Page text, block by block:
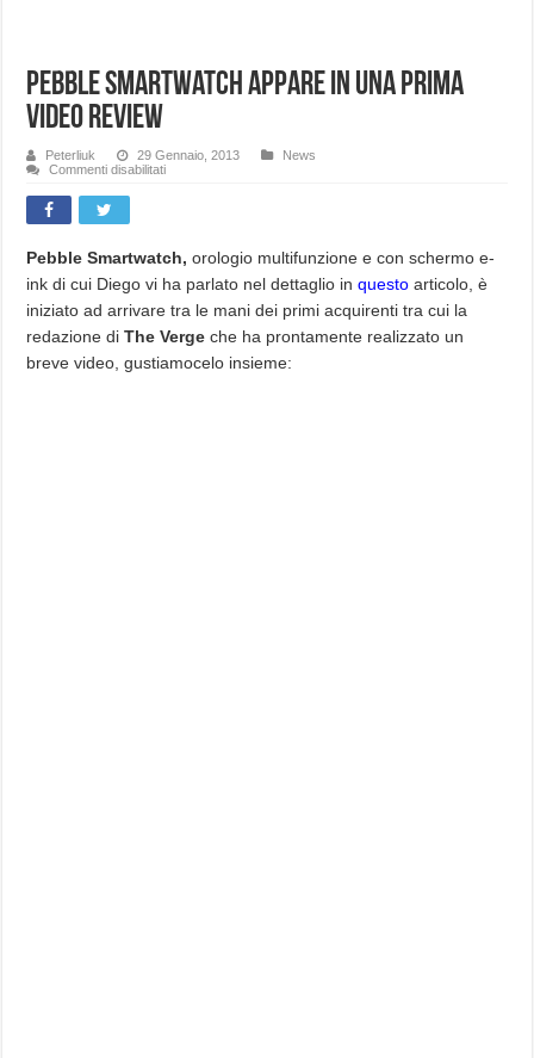
Pebble Smartwatch appare in una prima
video review
Peterliuk 29 Gennaio, 2013
News
Commenti disabilitatisu
prima
video
review
Pebble Smartwatch,orologio multifunzione e con schermo e-
ink di cui Diego vi ha parlato nel dettaglio inquesto articolo, è
iniziato ad arrivare tra le mani dei primi acquirenti tra cui la
redazione diThe Verge che ha prontamente realizzato un
breve video, gustiamocelo insieme: